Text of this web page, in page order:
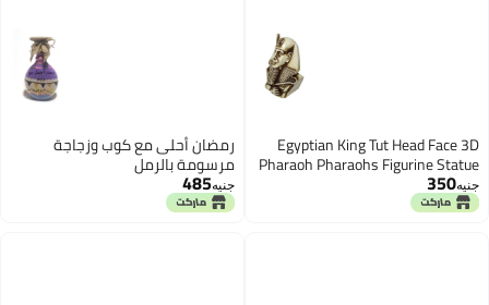
Egyptian King
Pharaoh Pharaohs
Ancient
رمضان أحلى مع كوب وزجاجة
مرسومة بالرمل